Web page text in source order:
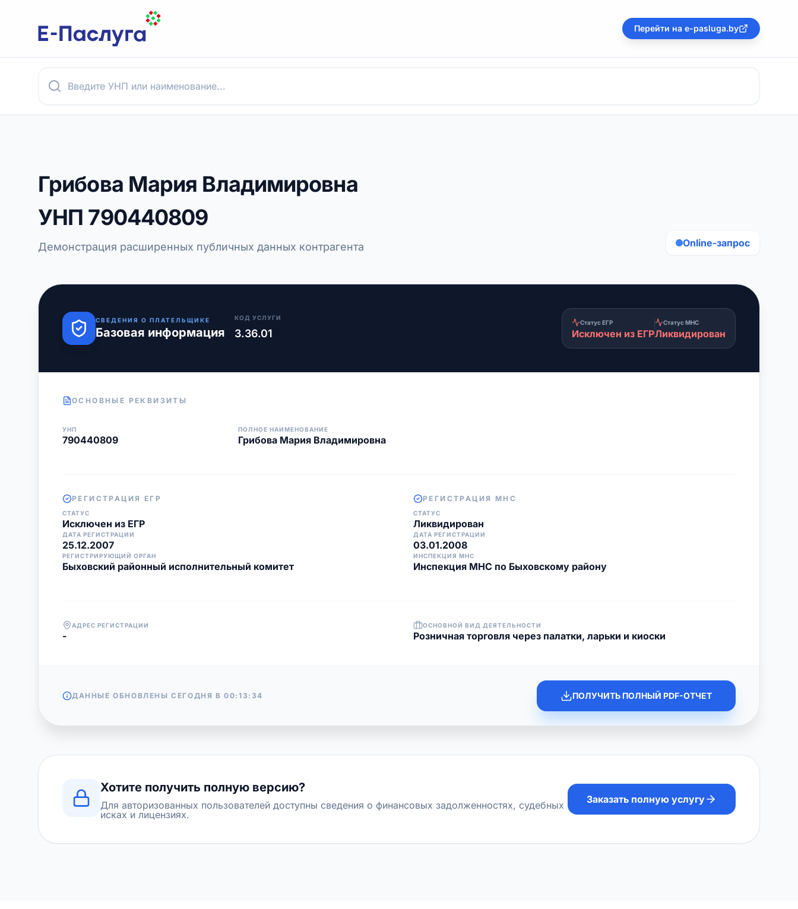
Перейти на e-pasluga.by
Грибова Мария Владимировна
УНП 790440809
Демонстрация расширенных публичных данных контрагента Online-запрос
СВЕДЕНИЯ О ПЛАТЕЛЬЩИКЕ
Базовая информация
КОД УСЛУГИ
3.36.01
Статус ЕГР
Исключен из ЕГР
Статус МНС
Ликвидирован
ОСНОВНЫЕ РЕКВИЗИТЫ
УНП
790440809
ПОЛНОЕ НАИМЕНОВАНИЕ
Грибова Мария Владимировна
РЕГИСТРАЦИЯ ЕГР
СТАТУС
Исключен из ЕГР
ДАТА РЕГИСТРАЦИИ
25.12.2007
РЕГИСТРИРУЮЩИЙ ОРГАН
Быховский районный исполнительный комитет
РЕГИСТРАЦИЯ МНС
СТАТУС
Ликвидирован
ДАТА РЕГИСТРАЦИИ
03.01.2008
ИНСПЕКЦИЯ МНС
Инспекция МНС по Быховскому району
АДРЕС РЕГИСТРАЦИИ
-
ОСНОВНОЙ ВИД ДЕЯТЕЛЬНОСТИ
Розничная торговля через палатки, ларьки и киоски
ДАННЫЕ ОБНОВЛЕНЫ СЕГОДНЯ В00:13:34 ПОЛУЧИТЬ ПОЛНЫЙ PDF-ОТЧЕТ
Хотите получить полную версию?
Для авторизованных пользователей доступны сведения о финансовых задолженностях, судебных
исках и лицензиях.
Заказать полную услугу